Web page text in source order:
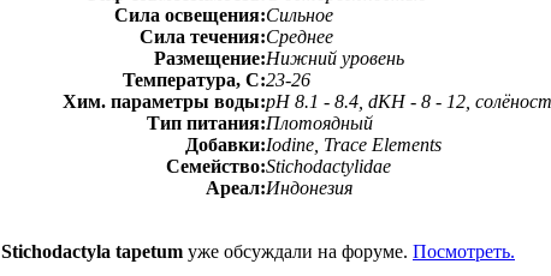
Сила освещения:Сильное
Сила течения:Среднее
Размещение:Нижний уровень
Температура, С:23-26
Хим. параметры воды:pH 8.1 - 8.4, dKH - 8 - 12,
Тип питания:Плотоядный
Добавки:Iodine, Trace Elements
Семейство:Stichodactylidae
Ареал:Индонезия
Stichodactyla tapetum уже обсуждали на форуме. Посмотреть.